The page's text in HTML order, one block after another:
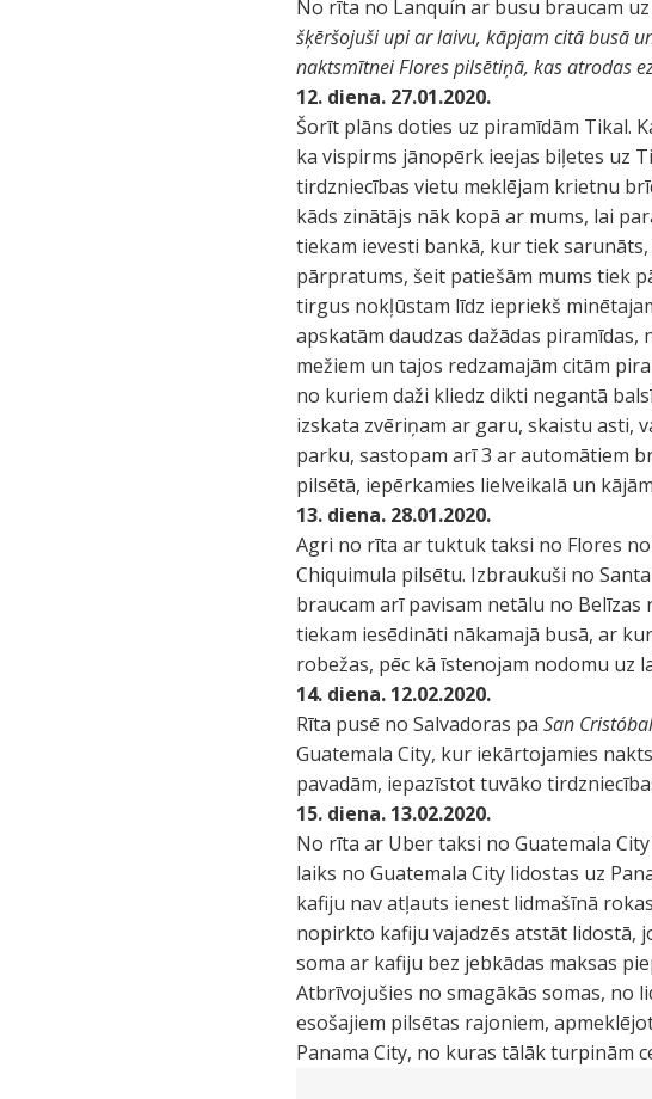
No rīta no Lanquín ar busu braucam uz
šķēršojuši upi ar laivu, kāpjam citā busā
naktsmītnei Flores pilsētiņā, kas atrodas
12. diena. 27.01.2020.
Šorīt plāns doties uz piramīdām Tikal.
ka vispirms jānopērk ieejas biļetes uz
tirdzniecības vietu meklējam krietnu
kāds zinātājs nāk kopā ar mums, lai
tiekam ievesti bankā, kur tiek
pārpratums, šeit patiešām mums tiek
tirgus nokļūstam līdz iepriekš
apskatām daudzas dažādas
mežiem un tajos redzamajām citām
no kuriem daži kliedz dikti negantā
izskata zvēriņam ar garu, skaistu asti,
parku, sastopam arī 3 ar automātiem
pilsētā, iepērkamies lielveikalā un
13. diena. 28.01.2020.
Agri no rīta ar tuktuk taksi no Flores
Chiquimula pilsētu. Izbraukuši no
braucam arī pavisam netālu no
tiekam iesēdināti nākamajā busā, ar
robežas, pēc kā īstenojam nodomu uz
14. diena. 12.02.2020.
Rīta pusē no Salvadoras paSan
Guatemala City, kur iekārtojamies
pavadām, iepazīstot tuvāko
15. diena. 13.02.2020.
No rīta ar Uber taksi no Guatemala
laiks no Guatemala City lidostas uz
kafiju nav atļauts ienest lidmašīnā
nopirkto kafiju vajadzēs atstāt lidostā,
soma ar kafiju bez jebkādas maksas
Atbrīvojušies no smagākās somas, no
esošajiem pilsētas rajoniem,
Panama City, no kuras tālāk turpinām